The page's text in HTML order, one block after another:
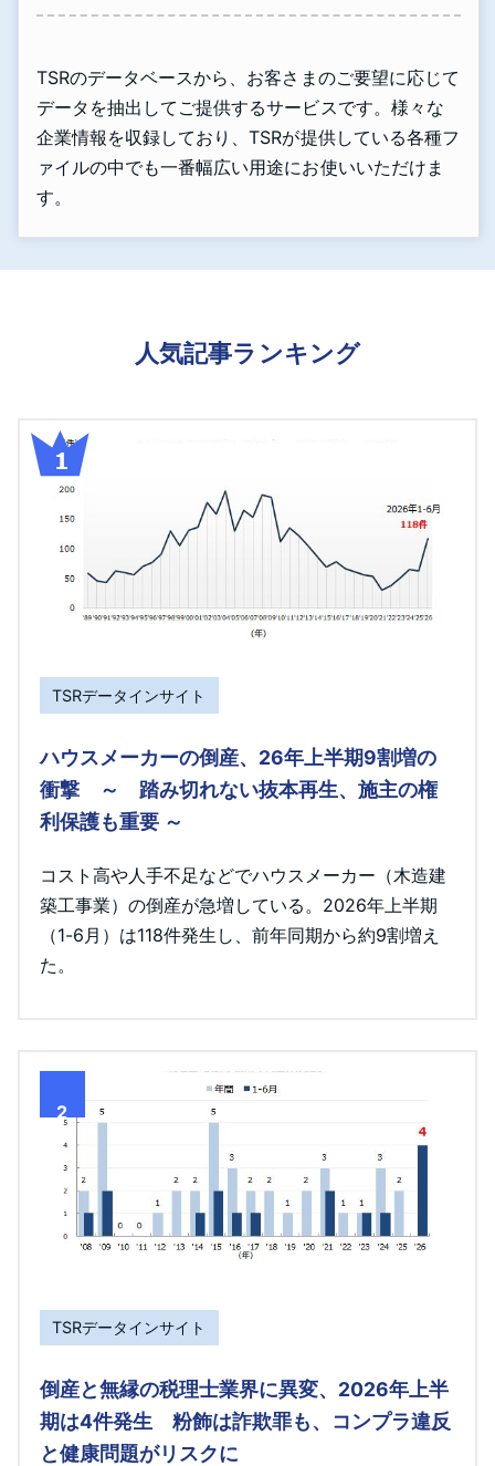
TSRのデータベースから、お客さまのご要望に応じて
データを抽出してご提供するサービスです。様々な
企業情報を収録しており、TSRが提供している各種フ
ァイルの中でも一番幅広い用途にお使いいただけま
す。
人気記事ランキング
TSRデータインサイト
ハウスメーカーの倒産、26年上半期9割増の
衝撃 ～ 踏み切れない抜本再生、施主の権
利保護も重要 ～
コスト高や人手不足などでハウスメーカー（木造建
築工事業）の倒産が急増している。2026年上半期
（1-6月）は118件発生し、前年同期から約9割増え
た。
2
TSRデータインサイト
倒産と無縁の税理士業界に異変、2026年上半
期は4件発生 粉飾は詐欺罪も、コンプラ違反
と健康問題がリスクに